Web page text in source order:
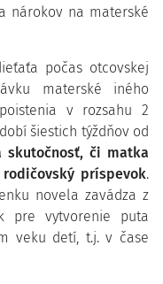
nárokov na materské
počas otcovskej
materské iného
v rozsahu 2
šiestich týždňov od
skutočnosť, či matka
príspevok.
novela zavádza z
pre vytvorenie puta
veku detí, t.j. v čase